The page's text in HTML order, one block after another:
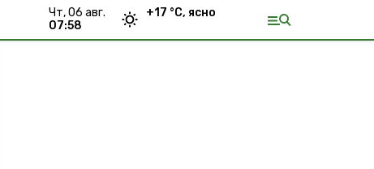
чт, 06 авг.
07:58
+17 °С, ясно